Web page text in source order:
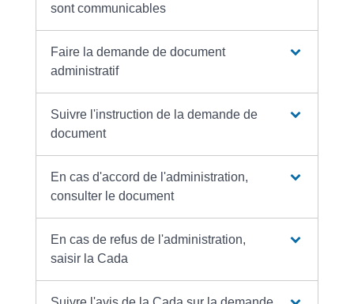
sont communicables
Faire la demande de document
administratif
Suivre l'instruction de la demande de
document
En cas d'accord de l'administration,
consulter le document
En cas de refus de l'administration,
saisir la Cada